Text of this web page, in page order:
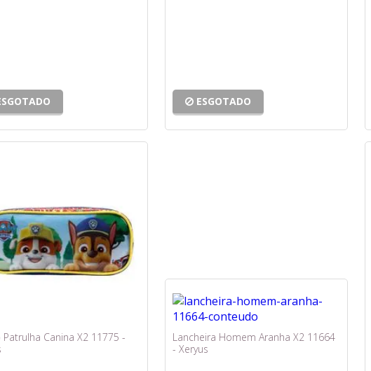
ESGOTADO
Patrulha Canina X2 11775 -
Lancheira Homem Aranha X2 11664
- Xeryus